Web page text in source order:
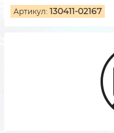
Артикул: 130411-02167